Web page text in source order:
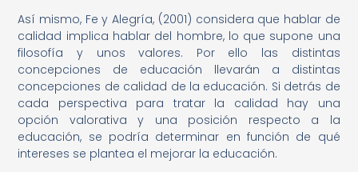
Así mismo, Fe y Alegría, (2001) considera que hablar de
calidad implica hablar del hombre, lo que supone una
filosofía y unos valores. Por ello las distintas
concepciones de educación llevarán a distintas
concepciones de calidad de la educación. Si detrás de
cada perspectiva para tratar la calidad hay una
opción valorativa y una posición respecto a la
educación, se podría determinar en función de qué
intereses se plantea el mejorar la educación.